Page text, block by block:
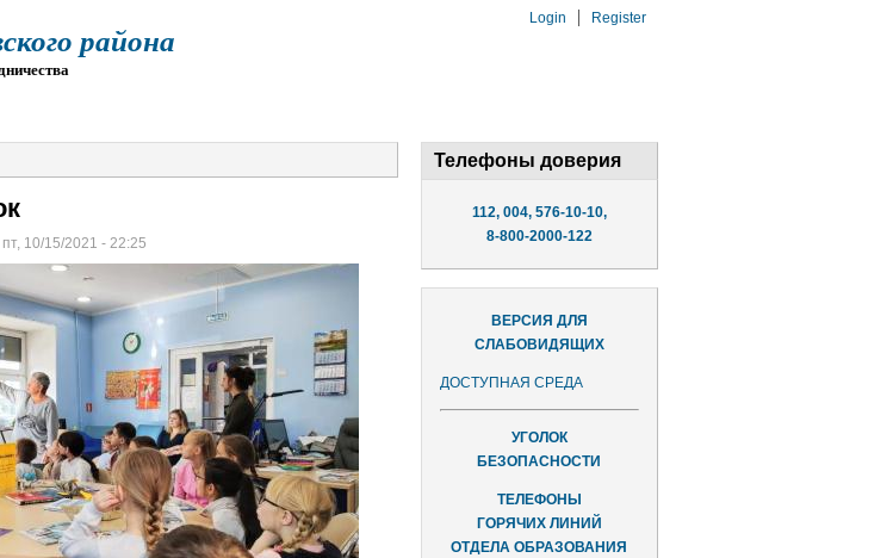
района
Login Register
10/15/2021 - 22:25
Телефоны доверия
112, 004, 576-10-10,
8-800-2000-122
ВЕРСИЯ ДЛЯ
СЛАБОВИДЯЩИХ
ДОСТУПНАЯ СРЕДА
УГОЛОК
БЕЗОПАСНОСТИ
ТЕЛЕФОНЫ
ГОРЯЧИХ ЛИНИЙ
ОТДЕЛА ОБРАЗОВАНИЯ